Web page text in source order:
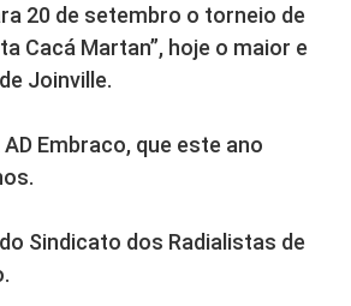
20 de setembro o torneio de
Cacá Martan”, hoje o maior e
Joinville.
Embraco, que este ano
Sindicato dos Radialistas de